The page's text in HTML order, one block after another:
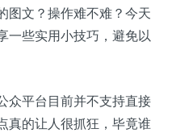
图文？操作难不难？今天
一些实用小技巧，避免以
众平台目前并不支持直接
真的让人很抓狂，毕竟谁